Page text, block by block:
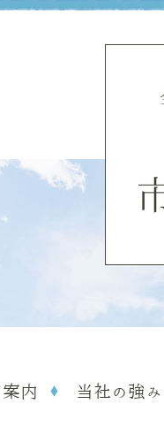
内 当社の強み